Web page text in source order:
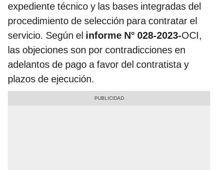
expediente técnico y las bases integradas del
procedimiento de selección para contratar el
servicio. Según el informe N° 028-2023-OCI,
las objeciones son por contradicciones en
adelantos de pago a favor del contratista y
plazos de ejecución.